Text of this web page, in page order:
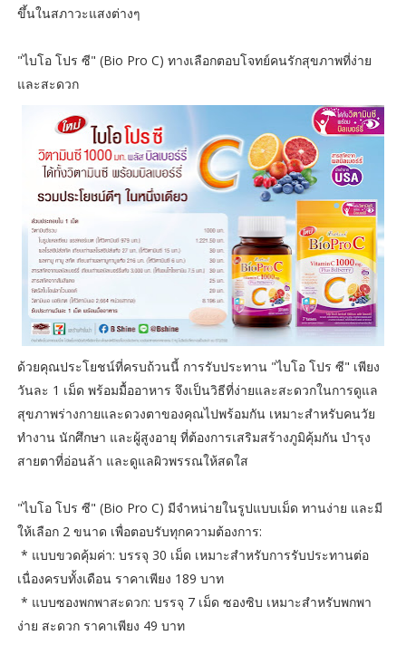
ขึ้นในสภาวะแสงต่างๆ
"ไบโอ โปร ซี" (Bio Pro C) ทางเลือกตอบโจทย์คนรักสุขภาพที่ง่าย
และสะดวก
ด้วยคุณประโยชน์ที่ครบถ้วนนี้ การรับประทาน "ไบโอ โปร ซี" เพียง
วันละ 1 เม็ด พร้อมมื้ออาหาร จึงเป็นวิธีที่ง่ายและสะดวกในการดูแล
สุขภาพร่างกายและดวงตาของคุณไปพร้อมกัน เหมาะสำหรับคนวัย
ทำงาน นักศึกษา และผู้สูงอายุ ที่ต้องการเสริมสร้างภูมิคุ้มกัน บำรุง
สายตาที่อ่อนล้า และดูแลผิวพรรณให้สดใส
"ไบโอ โปร ซี" (Bio Pro C) มีจำหน่ายในรูปแบบเม็ด ทานง่าย และมี
ให้เลือก 2 ขนาด เพื่อตอบรับทุกความต้องการ:
* แบบขวดคุ้มค่า: บรรจุ 30 เม็ด เหมาะสำหรับการรับประทานต่อ
เนื่องครบทั้งเดือน ราคาเพียง 189 บาท
* แบบซองพกพาสะดวก: บรรจุ 7 เม็ด ซองซิบ เหมาะสำหรับพกพา
ง่าย สะดวก ราคาเพียง 49 บาท